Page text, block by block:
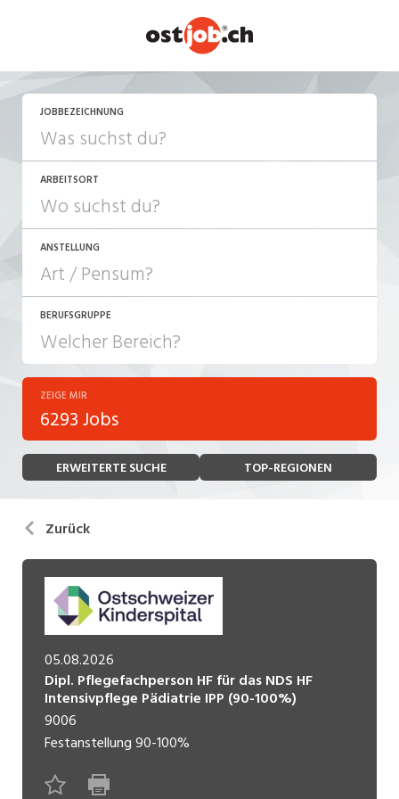
JOBBEZEICHNUNG
ARBEITSORT
ANSTELLUNG
JOB-TYP
Festanstellung
Temporär (befristet)
Freelance
Praktikum
Lehrstelle
Ferienjob
POSITION
Führungsposition
Management / Kader
BERUFSGRUPPE
Bank, Versicherung
Bau, Handwerk, Elektro
Bildung, Kunst, Design, Soziale Berufe, Sport
Einkauf, Logistik, Transport, Verkehr
Engineering, Technik, Architektur
Finanzen, Controlling, Treuhand, Recht
Gartenbau, Landwirtschaft, Forstwirtschaft
Gastronomie, Hotellerie, Tourismus,
Lebensmittel
Immobilien, Facility Management, Reinigung
ZEIGE MIR
6293 Jobs
ERWEITERTE SUCHE TOP-REGIONEN
Zurück
05.08.2026
Dipl. Pflegefachperson HF für das NDS HF
Intensivpflege Pädiatrie IPP (90-100%)
9006
Festanstellung90-100%